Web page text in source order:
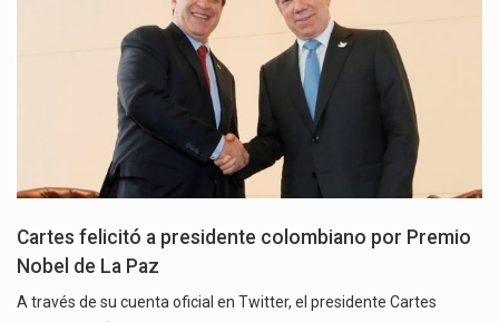
Cartes felicitó a presidente colombiano por Premio
Nobel de La Paz
A través de su cuenta oficial en Twitter, el presidente Cartes